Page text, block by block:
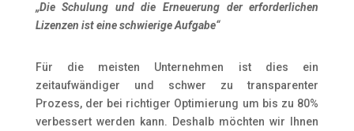
„Die Schulung und die Erneuerung der erforderlichen
Lizenzen ist eine schwierige Aufgabe“
Für die meisten Unternehmen ist dies ein
zeitaufwändiger und schwer zu transparenter
Prozess, der bei richtiger Optimierung um bis zu 80%
verbessert werden kann. Deshalb möchten wir Ihnen